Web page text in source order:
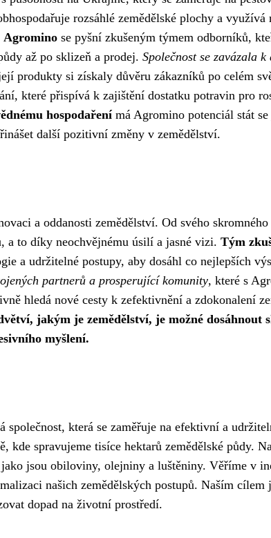
rozsáhlé zemědělské plochy a
Agromino se pyšní zkušeným týmem odborníků,
až po sklizeň a prodej. Společnost se zavázala
produkty si získaly důvěru zákazníků po celém
které přispívá k zajištění dostatku potravin pro
hospodařenímá Agromino potenciál stát
další pozitivní změny v zemědělství.
a oddanosti zemědělství. Od svého
a to díky neochvějnému úsilí a jasné vizi. Tým
a udržitelné postupy, aby dosáhl co nejlepších
partnerů a prosperující komunity, které s
hledá nové cesty k zefektivnění a zdokonalení
jakým je zemědělství, je možné dosáhnout
myšlení.
společnost, která se zaměřuje na efektivní a
kde spravujeme tisíce hektarů zemědělské půdy.
jsou obiloviny, olejniny a luštěniny. Věříme v
našich zemědělských postupů. Naším cílem
dopad na životní prostředí.